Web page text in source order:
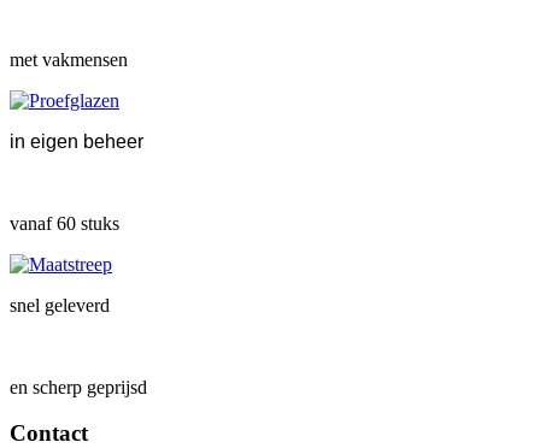
met vakmensen
in eigen beheer
vanaf 60 stuks
snel geleverd
en scherp geprijsd
Contact